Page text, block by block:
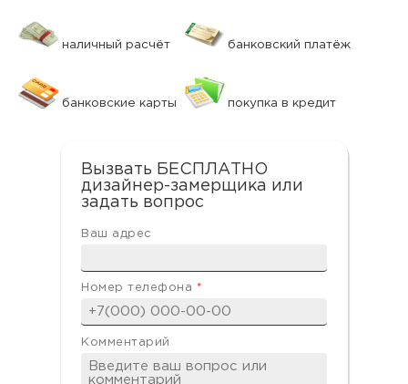
наличный расчёт банковский платёж
банковские карты покупка в кредит
Вызвать БЕСПЛАТНО
дизайнер-замерщика или
задать вопрос
Ваш адрес
Номер телефона *
Комментарий